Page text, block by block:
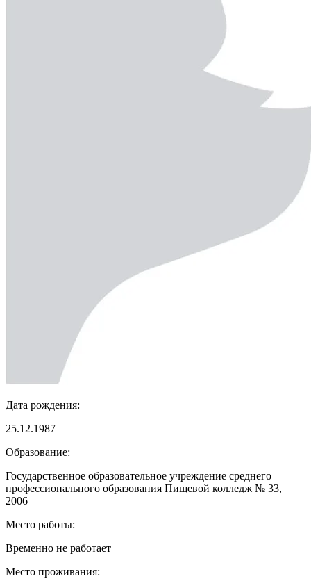
Дата рождения:
25.12.1987
Образование:
Государственное образовательное учреждение среднего
профессионального образования Пищевой колледж № 33,
2006
Место работы:
Временно не работает
Место проживания: